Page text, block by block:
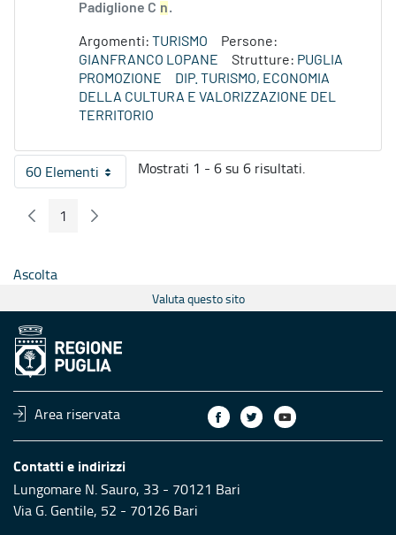
Padiglione C n.
Argomenti: TURISMO
Persone:
GIANFRANCO LOPANE
Strutture: PUGLIA
PROMOZIONE
DIP. TURISMO, ECONOMIA
DELLA CULTURA E VALORIZZAZIONE DEL
TERRITORIO
60 ElementiPer pagina
Mostrati 1 - 6 su 6 risultati.
Pagina Precedente
Pagina
1 Pagina Seguente
Ascolta
Valuta questo sito
Area riservata
Contatti e indirizzi
Lungomare N. Sauro, 33 - 70121 Bari
Via G. Gentile, 52 - 70126 Bari